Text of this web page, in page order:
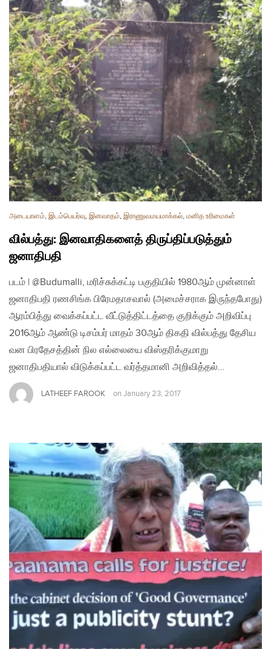
அடையாளம், இடம்பெயர்வு, இனவாதம், இராணுவமயமாக்கல், மனித உரிமைகள்
வில்பத்து: இனவாதிகளைத் திருப்திப்படுத்தும்
ஜனாதிபதி
படம் | @Budumalli, மரிச்சுக்கட்டி பகுதியில் 1980ஆம் முன்னாள்
ஜனாதிபதி ரணசிங்க பிரேமதாசவால் (அமைச்சராக இருந்தபோது)
ஆரம்பித்து வைக்கப்பட்ட வீட்டுத்திட்டத்தை குறிக்கும் அறிவிப்பு
2016ஆம் ஆண்டு டிசம்பர் மாதம் 30ஆம் திகதி வில்பத்து தேசிய
வன பிரதேசத்தின் நில எல்லையை விஸ்தரிக்குமாறு
ஜனாதிபதியால் விடுக்கப்பட்ட வர்த்தமானி அறிவித்தல்…
LATHEEF FAROOK on January 23, 2017